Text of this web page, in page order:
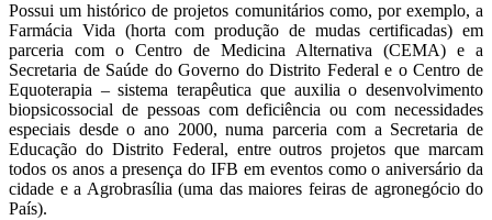
Possui um histórico de projetos comunitários como, por exemplo, a
Farmácia Vida (horta com produção de mudas certificadas) em
parceria com o Centro de Medicina Alternativa (CEMA) e a
Secretaria de Saúde do Governo do Distrito Federal e o Centro de
Equoterapia – sistema terapêutica que auxilia o desenvolvimento
biopsicossocial de pessoas com deficiência ou com necessidades
especiais desde o ano 2000, numa parceria com a Secretaria de
Educação do Distrito Federal, entre outros projetos que marcam
todos os anos a presença do IFB em eventos como o aniversário da
cidade e a Agrobrasília (uma das maiores feiras de agronegócio do
País).